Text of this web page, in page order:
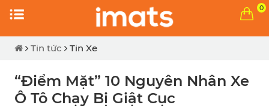
0
Tin tức Tin Xe
“Điểm Mặt” 10 Nguyên Nhân Xe
Ô Tô Chạy Bị Giật Cục